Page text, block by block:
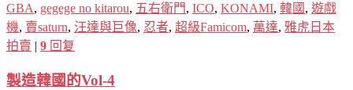
GBA, gegege no kitarou, 五右衛門, ICO, KONAMI, 韓國 , 遊戲
機, 賣saturn, 汪達與巨像, 忍者, 超級Famicom, 萬達, 雅虎日本
拍賣 | 9 回复
製造韓國的Vol-4